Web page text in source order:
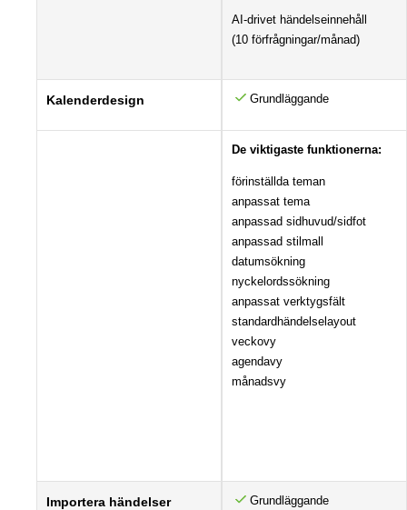
AI-drivet händelseinnehåll
(10 förfrågningar/månad)
Kalenderdesign Grundläggande
De viktigaste funktionerna:
förinställda teman
anpassat tema
anpassad sidhuvud/sidfot
anpassad stilmall
datumsökning
nyckelordssökning
anpassat verktygsfält
standardhändelselayout
veckovy
agendavy
månadsvy
Importera händelser Grundläggande